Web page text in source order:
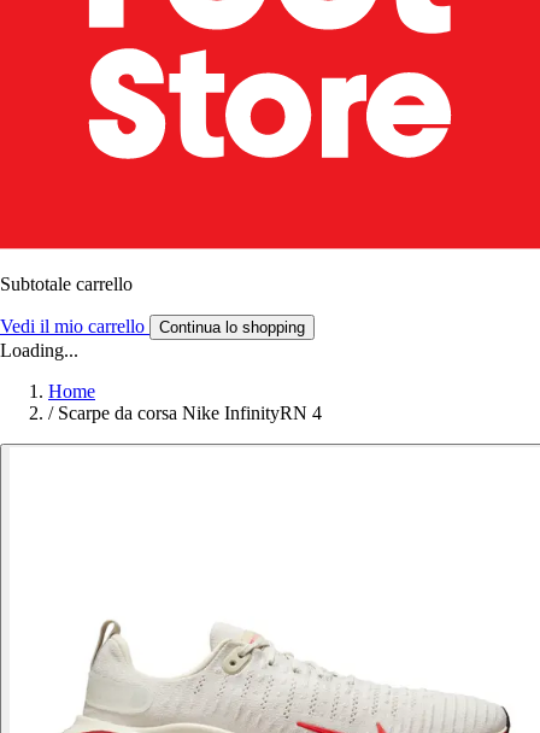
Subtotale carrello
Vedi il mio carrello Continua lo shopping
Loading...
Home
/ Scarpe da corsa Nike InfinityRN 4